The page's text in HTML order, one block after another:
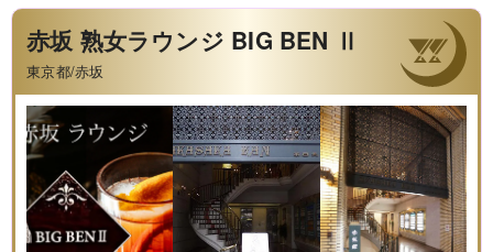
赤坂 熟女ラウンジ BIG BEN Ⅱ
東京都/赤坂